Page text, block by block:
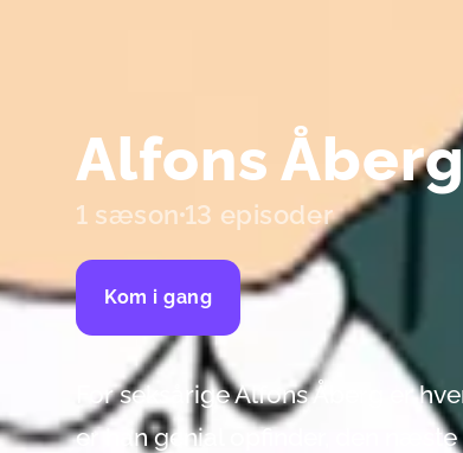
Alfons
1 sæson 13 episoder
Kom i gang
For seksårige Alfons Åberg er
er han genial opfinder, den